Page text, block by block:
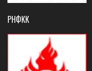
РНФКК